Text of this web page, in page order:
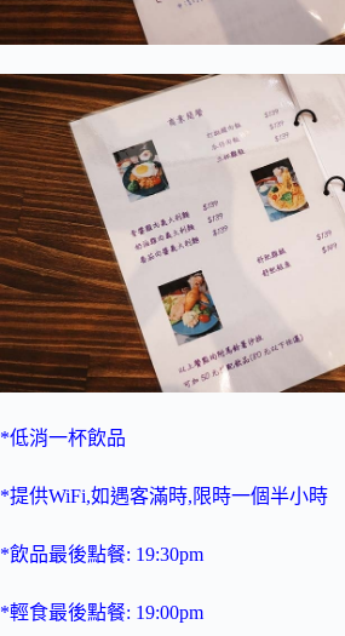
*低消一杯飲品
*提供WiFi,如遇客滿時,限時一個半小時
*飲品最後點餐: 19:30pm
*輕食最後點餐: 19:00pm